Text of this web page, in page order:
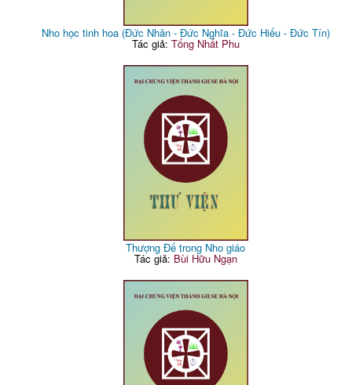
Nho học tinh hoa (Đức Nhân - Đức Nghĩa - Đức Hiếu - Đức Tín)
Tác giả: Tống Nhất Phu
Thượng Đế trong Nho giáo
Tác giả: Bùi Hữu Ngạn